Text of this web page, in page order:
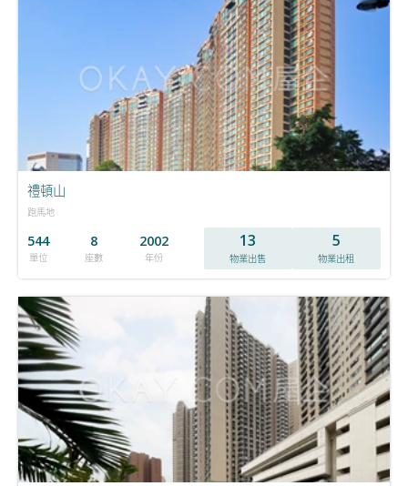
禮頓山
跑馬地
544
單位
8
座數
2002
年份
13
物業出售
5
物業出租